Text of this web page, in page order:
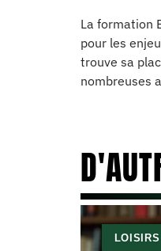
La formation
pour les
trouve sa
nombreuses
LOISIRS